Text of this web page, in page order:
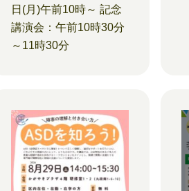
日(月)午前10時～ 記念
講演会：午前10時30分
～11時30分